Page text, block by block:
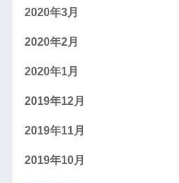
2020年3月
2020年2月
2020年1月
2019年12月
2019年11月
2019年10月